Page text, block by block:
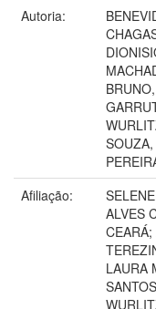
Autoria:
SOUZA,
Afiliação:
ALVES
CEARÁ;
LAURA